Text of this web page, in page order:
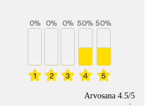
1
0%
2
0%
3
0%
4
50%
5
50%
Arvosana 4.5/5